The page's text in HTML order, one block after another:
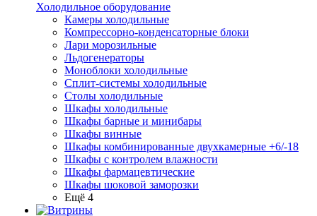
Холодильное оборудование
Камеры холодильные
Компрессорно-конденсаторные блоки
Лари морозильные
Льдогенераторы
Моноблоки холодильные
Сплит-системы холодильные
Столы холодильные
Шкафы холодильные
Шкафы барные и минибары
Шкафы винные
Шкафы комбинированные двухкамерные +6/-18
Шкафы с контролем влажности
Шкафы фармацевтические
Шкафы шоковой заморозки
Ещё 4